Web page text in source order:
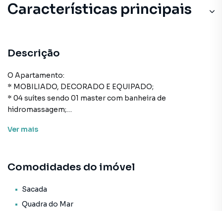
Características principais
Descrição
O Apartamento:
* MOBILIADO, DECORADO E EQUIPADO;
* 04 suítes sendo 01 master com banheira de
hidromassagem;
* 330m² de área privativa;
* Lavabo;
* Sacada com churrasqueira;
* Acabamento em gesso;
Ver mais
Comodidades do imóvel
Sacada
Quadra do Mar